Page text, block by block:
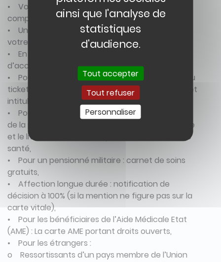
• Votre carte de mutuelle ou d’assurance
complémentaire (CSS),
• Un accord de prise en charge délivrée par
votre mutuelle ou assurance,
• En cas d’accident du travail : déclaration
d’accident délivrée par l’employeur,
• Pour la maternité : justificatif d’exonération du
ticket modérateur, le carnet de maternité, feuillet
intitulé « guide de surveillance médicale »,
• Pour un enfant mineur : une pièce d’identité
de la personne détentrice de l’autorité parentale
et le livret de famille (indispensable) – Carnet de
santé,
• Pour un pensionné militaire : carnet de soins
gratuits,
• Affection longue durée : notification de
décision à 100% (si la mention ne figure pas sur la
carte vitale),
• Pour les bénéficiaires de l’Aide Médicale Etat
(AME) : La carte AME portant droits ouverts,
• Pour les étrangers :
o Ressortissants d’un pays membre de l’Union
ainsi que l'analyse de
statistiques
d'audience.
Tout accepter
Tout refuser
Personnaliser